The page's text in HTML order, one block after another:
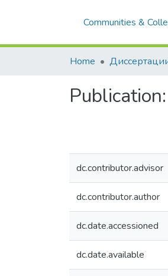
Communities &
Home
Publication:
dc.contributor.advisor
dc.contributor.author
dc.date.accessioned
dc.date.available